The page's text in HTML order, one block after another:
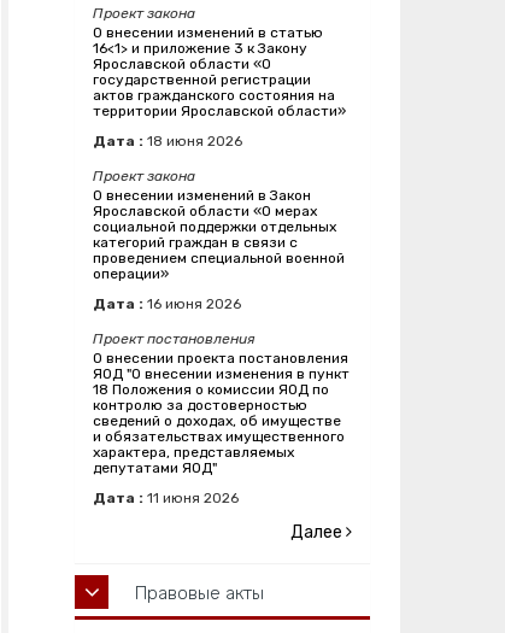
Проект закона
О внесении изменений в статью
16<1> и приложение 3 к Закону
Ярославской области «О
государственной регистрации
актов гражданского состояния на
территории Ярославской области»
Дата : 18 июня 2026
Проект закона
О внесении изменений в Закон
Ярославской области «О мерах
социальной поддержки отдельных
категорий граждан в связи с
проведением специальной военной
операции»
Дата : 16 июня 2026
Проект постановления
О внесении проекта постановления
ЯОД "О внесении изменения в пункт
18 Положения о комиссии ЯОД по
контролю за достоверностью
сведений о доходах, об имуществе
и обязательствах имущественного
характера, представляемых
депутатами ЯОД"
Дата : 11 июня 2026
Далее
Правовые акты